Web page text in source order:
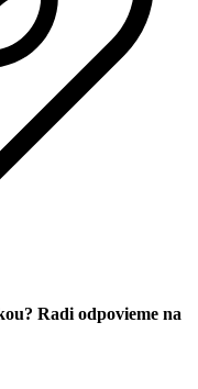
Radi odpovieme na